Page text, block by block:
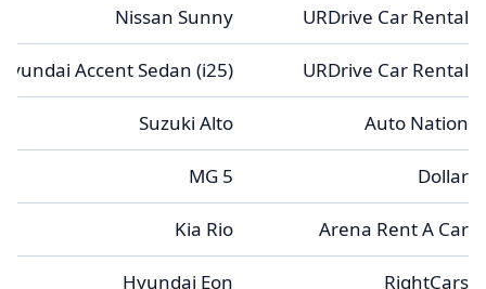
URDrive Car Rental
Nissan Sunny
URDrive Car Rental
Accent Sedan (i25)
Auto Nation
Suzuki Alto
Dollar
MG 5
Arena Rent A Car
Kia Rio
RightCars
Hyundai Eon